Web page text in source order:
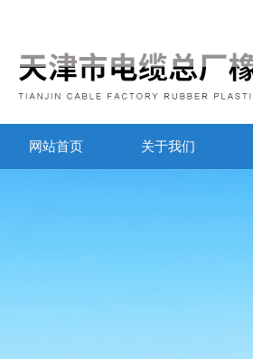
网站首页 关于我们